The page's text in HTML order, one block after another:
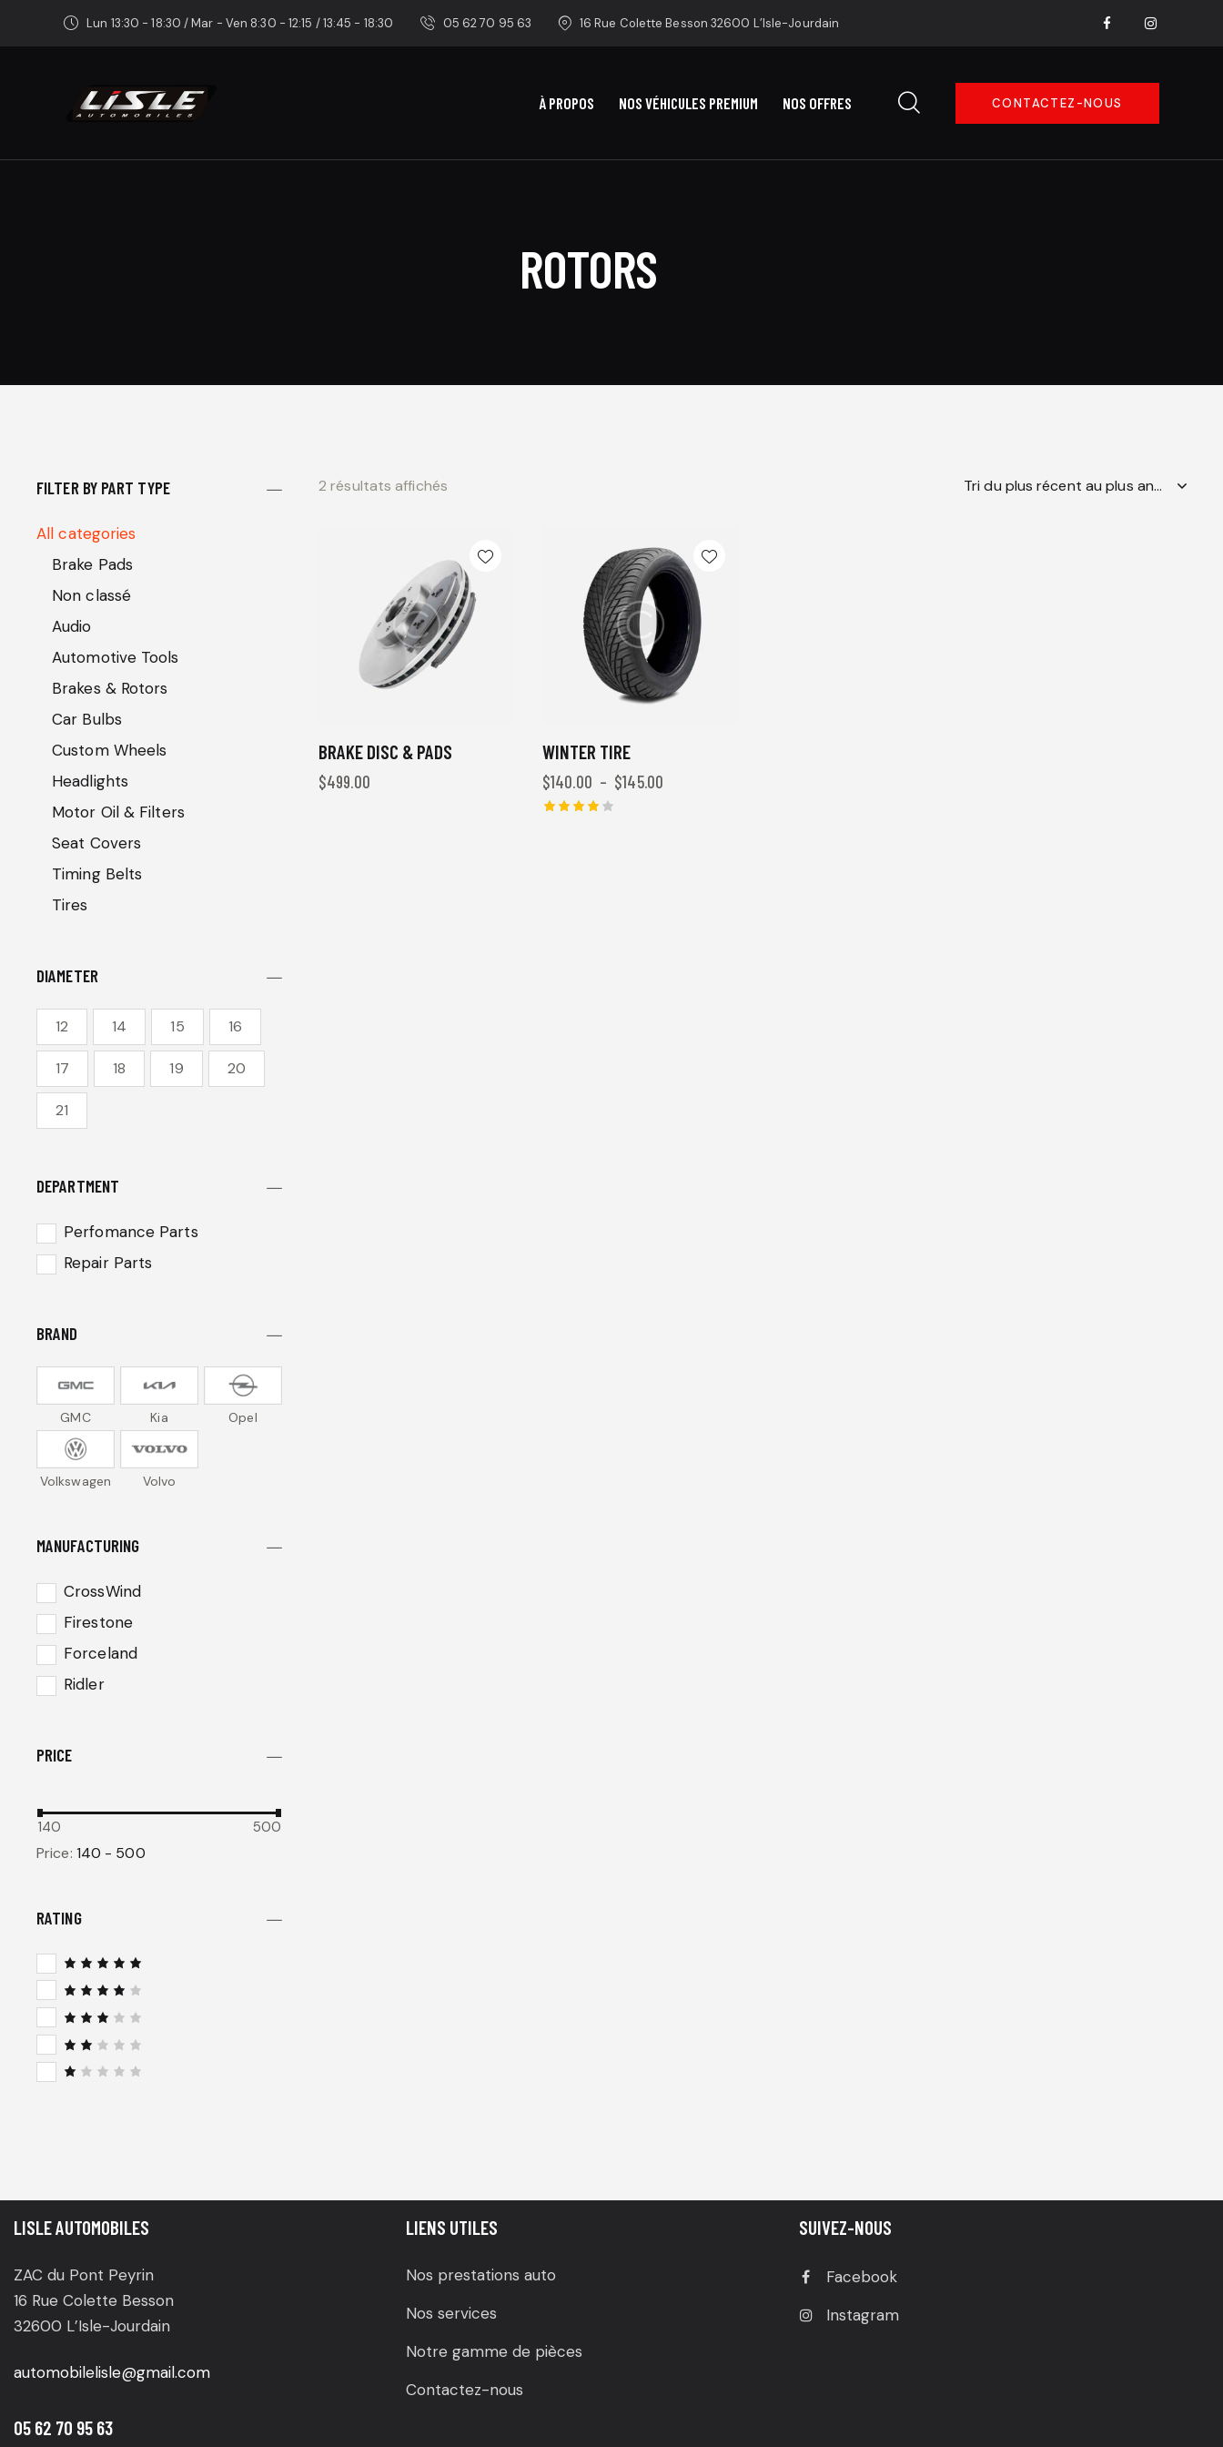
Lun 13:30 - 18:30 / Mar - Ven 8:30 - 12:15 / 13:45 - 18:30 05 62 70 95 63 16 Rue Colette Besson 32600 L’Isle-Jourdain
À PROPOS NOS VÉHICULES PREMIUM NOS OFFRES CONTACTEZ-NOUS
ROTORS
2 résultats affichés
BRAKE DISC & PADS
$499.00
WINTER TIRE
$140.00 – $145.00
FILTER BY PART TYPE
All categories
Brake Pads
Non classé
Audio
Automotive Tools
Brakes & Rotors
Car Bulbs
Custom Wheels
Headlights
Motor Oil & Filters
Seat Covers
Timing Belts
Tires
DIAMETER
12 14 15 16
17 18 19 20
21
DEPARTMENT
Perfomance Parts
Repair Parts
BRAND
GMC Kia Opel
Volkswagen Volvo
MANUFACTURING
CrossWind
Firestone
Forceland
Ridler
PRICE
140 500
Price: 140 - 500
RATING
Note
5
sur 5
Note
sur 5
Note
3
5
Not
e 2
LISLE AUTOMOBILES
ZAC du Pont Peyrin
16 Rue Colette Besson
32600 L’Isle-Jourdain
automobilelisle@gmail.com
05 62 70 95 63
LIENS UTILES
Nos prestations auto
Nos services
Notre gamme de pièces
Contactez-nous
SUIVEZ-NOUS
Facebook
Instagram